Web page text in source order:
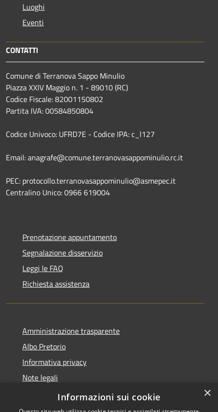
Luoghi
Eventi
CONTATTI
Comune di Terranova Sappo Minulio
Piazza XXIV Maggio n. 1 - 89010 (RC)
Codice Fiscale: 82001150802
Partita IVA: 00584850804
Codice Univoco: UFRD7E - Codice IPA: c_l127
Email: anagrafe@comune.terranovasappominulio.rc.it
PEC: protocollo.terranovasappominulio@asmepec.it
Centralino Unico: 0966 619004
Prenotazione appuntamento
Segnalazione disservizio
Leggi le FAQ
Richiesta assistenza
Amministrazione trasparente
Albo Pretorio
Informativa privacy
Note legali
Dichiarazione di accessibilità
×
Informazioni sui cookie